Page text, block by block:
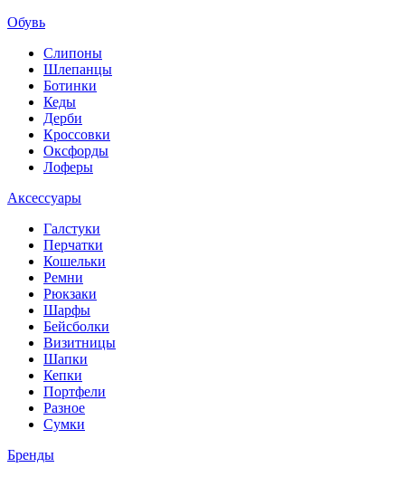
Обувь
Слипоны
Шлепанцы
Ботинки
Кеды
Дерби
Кроссовки
Оксфорды
Лоферы
Аксессуары
Галстуки
Перчатки
Кошельки
Ремни
Рюкзаки
Шарфы
Бейсболки
Визитницы
Шапки
Кепки
Портфели
Разное
Сумки
Бренды